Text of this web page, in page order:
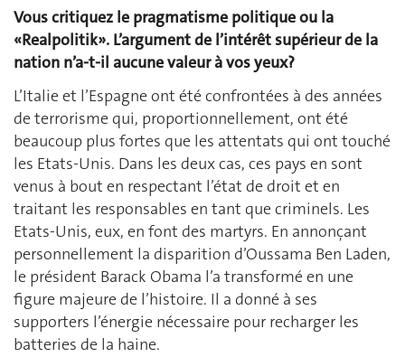
Vous critiquez le pragmatisme politique ou la
«Realpolitik». L’argument de l’intérêt supérieur de la
nation n’a-t-il aucune valeur à vos yeux?
L’Italie et l’Espagne ont été confrontées à des années
de terrorisme qui, proportionnellement, ont été
beaucoup plus fortes que les attentats qui ont touché
les Etats-Unis. Dans les deux cas, ces pays en sont
venus à bout en respectant l’état de droit et en
traitant les responsables en tant que criminels. Les
Etats-Unis, eux, en font des martyrs. En annonçant
personnellement la disparition d’Oussama Ben Laden,
le président Barack Obama l’a transformé en une
figure majeure de l’histoire. Il a donné à ses
supporters l’énergie nécessaire pour recharger les
batteries de la haine.